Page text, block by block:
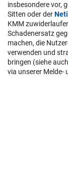
insbesondere vor,
Sitten oder der
KMM
Schadenersatz
machen, die
verwenden und
bringen (siehe auch
via unserer Melde-